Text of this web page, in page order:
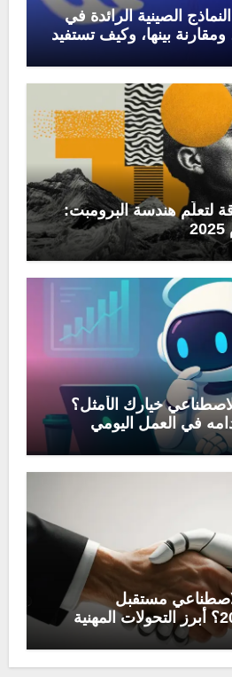
الصينية الرائدة في
ومقارنة بينها، وكيف تستفيد
لتعلّم هندسة البرومبت:
خيارك الأمثل؟
في العمل اليومي
مستقبل